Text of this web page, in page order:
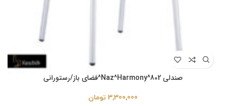
صندلی Naz^Harmony^802^فضای باز/رستورانی
3,300,000 تومان